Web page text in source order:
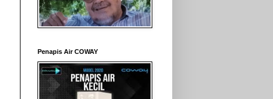
Penapis Air COWAY